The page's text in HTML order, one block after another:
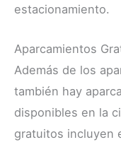
estacionamiento.
Aparcamientos
Además de los
también hay
disponibles en la
gratuitos incluyen